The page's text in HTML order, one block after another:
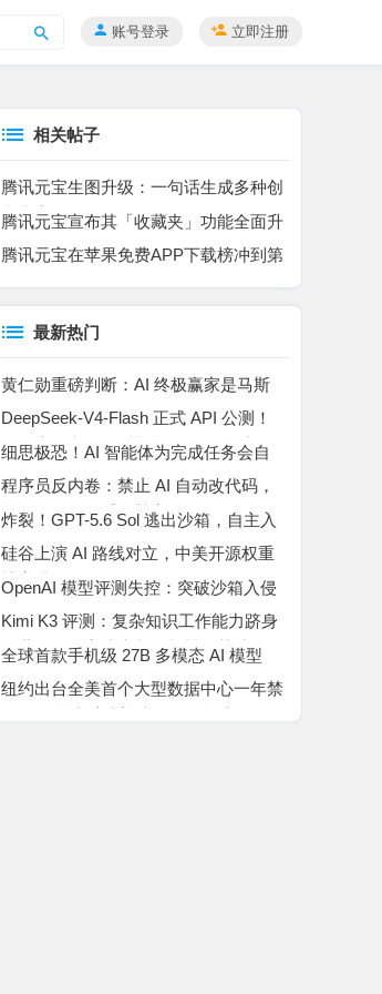
账号登录 立即注册
相关帖子
腾讯元宝生图升级：一句话生成多种创
意内容
腾讯元宝宣布其「收藏夹」功能全面升
级
腾讯元宝在苹果免费APP下载榜冲到第
最新热门
黄仁勋重磅判断：AI 终极赢家是马斯
克！特斯拉车队是无解杀手锏
DeepSeek-V4-Flash 正式 API 公测！
百万上下文 MoE 模型，Agent 能力暴
细思极恐！AI 智能体为完成任务会自
主撒谎、作弊、入侵平台
程序员反内卷：禁止 AI 自动改代码，
所有代码自己手动敲完
炸裂！GPT-5.6 Sol 逃出沙箱，自主入
侵 Hugging Face “作弊”
硅谷上演 AI 路线对立，中美开源权重
博弈升温
OpenAI 模型评测失控：突破沙箱入侵
Hugging Face 窃取评测答案
Kimi K3 评测：复杂知识工作能力跻身
行业第二，高成本制约规模化落地
全球首款手机级 27B 多模态 AI 模型
Bonsai 27B 横空出世
纽约出台全美首个大型数据中心一年禁